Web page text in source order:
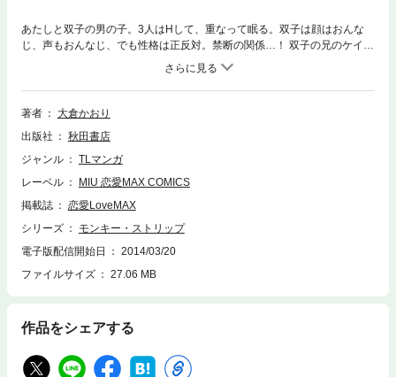
あたしと双子の男の子。3人はHして、重なって眠る。双子は顔はおんな
じ、声もおんなじ、でも性格は正反対。禁断の関係…！ 双子の兄のケイと
出会ったのは、大学のコンパだった。何にイラついてるんだか、キツイ目
をしていた。顔が好みだったし、コンパの後、ケイの部屋までついていっ
た。その部屋にはケイの双子の弟がいて、ケイと違って優しい目をしてい
た。そしてその晩、あたしは3人で、Hした。そして、ケイを気に入った他
ピンク」に掲載されたものを再編集したものです。デジタル配信版の雑誌
「恋愛LoveMAX」「恋愛チェリーピンク」をお求めになった方は、コン
著者
大倉かおり
出版社
秋田書店
ジャンル
TLマンガ
レーベル
MIU 恋愛MAX COMICS
掲載誌
恋愛LoveMAX
シリーズ
モンキー・ストリップ
電子版配信開始日
2014/03/20
ファイルサイズ
27.06 MB
作品をシェアする